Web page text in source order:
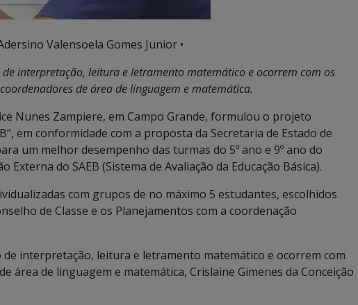
Valensoela Gomes Junior •
interpretação, leitura e letramento matemático e ocorrem com os
de área de linguagem e matemática.
Nunes Zampiere, em Campo Grande, formulou o projeto
em conformidade com a proposta da Secretaria de Estado de
um melhor desempenho das turmas do 5º ano e 9º ano do
Externa do SAEB (Sistema de Avaliação da Educação Básica).
com grupos de no máximo 5 estudantes, escolhidos
de Classe e os Planejamentos com a coordenação
de interpretação, leitura e letramento matemático e ocorrem com
área de linguagem e matemática, Crislaine Gimenes da Conceição